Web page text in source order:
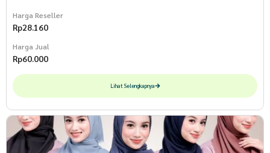
Harga Reseller
Rp28.160
Harga Jual
Rp60.000
Lihat Selengkapnya